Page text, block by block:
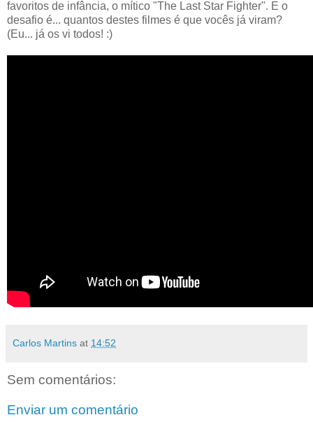
favoritos de infância, o mítico "The Last Star Fighter". E o
desafio é... quantos destes filmes é que vocês já viram?
(Eu... já os vi todos! :)
Carlos Martins at 14:52
Sem comentários:
Enviar um comentário